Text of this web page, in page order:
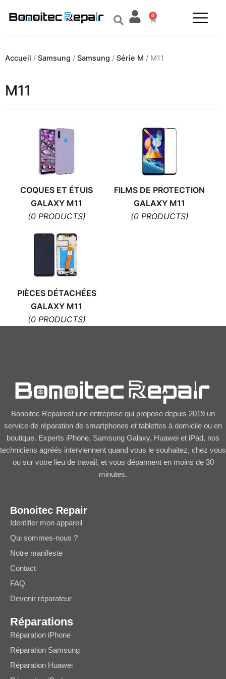
0
Panier
Accueil / Samsung / Samsung / Série M / M11
M11
COQUES ET ÉTUIS
GALAXY M11
(0 PRODUCTS)
FILMS DE PROTECTION
GALAXY M11
(0 PRODUCTS)
PIÈCES DÉTACHÉES
GALAXY M11
(0 PRODUCTS)
Bonoitec Repairest une entreprise qui propose depuis 2019 un
service de réparation de smartphones et tablettes à domicile ou en
boutique. Experts iPhone, Samsung Galaxy, Huawei et iPad, nos
techniciens agréés interviennent quand vous le souhaitez, chez vous
ou sur votre lieu de travail, et vous dépannent en moins de 30
minutes.
Bonoitec Repair
Identifier mon appareil
Qui sommes-nous ?
Notre manifeste
Contact
FAQ
Devenir réparateur
Réparations
Réparation iPhone
Réparation Samsung
Réparation Huawei